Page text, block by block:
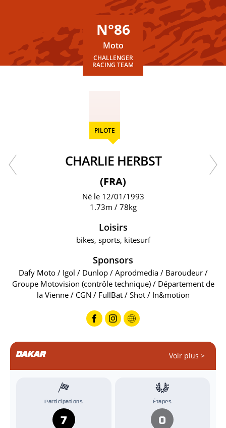
N°86
Moto
CHALLENGER
RACING TEAM
PILOTE
CHARLIE HERBST
(FRA)
Né le 12/01/1993
1.73m / 78kg
Loisirs
bikes, sports, kitesurf
Sponsors
Dafy Moto / Igol / Dunlop / Aprodmedia / Baroudeur /
Groupe Motovision (contrôle technique) / Département de
la Vienne / CGN / FullBat / Shot / In&motion
DAKAR Voir plus >
Participations
7
Étapes
0